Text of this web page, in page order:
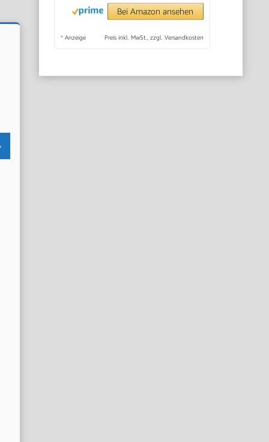
Bei Amazon ansehen
* Anzeige Preis inkl. MwSt., zzgl. Versandkosten